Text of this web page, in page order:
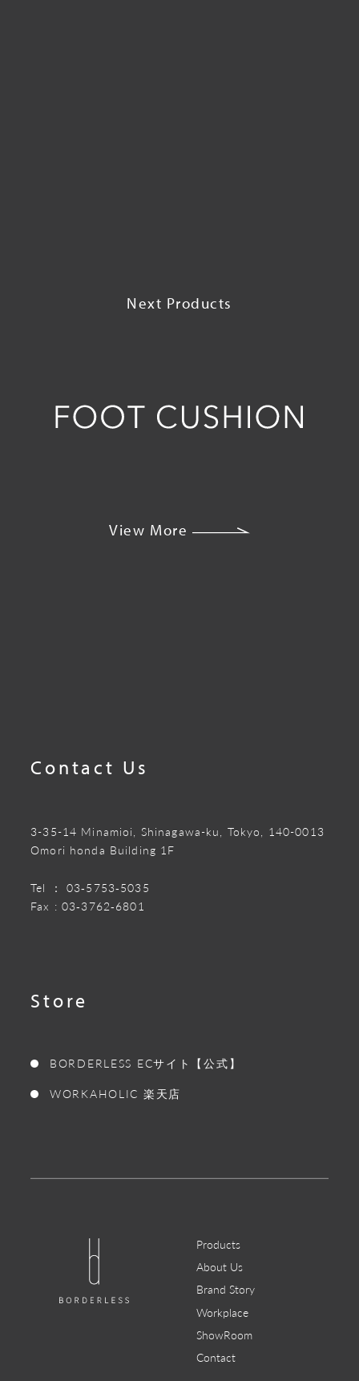
Next Products
View More
Contact Us
3-35-14 Minamioi, Shinagawa-ku, Tokyo, 140-0013
Omori honda Building 1F
Tel ： 03‐5753‐5035
Fax : 03‐3762‐6801
Store
BORDERLESS ECサイト【公式】
WORKAHOLIC 楽天店
Products
About Us
Brand Story
Workplace
ShowRoom
Contact